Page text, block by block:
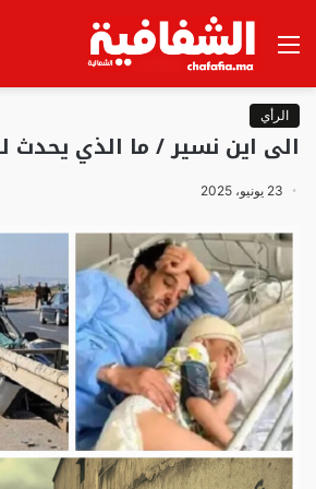
القائمة
الرأي
الى اين نسير / ما الذي يحدث
23 يونيو، 2025